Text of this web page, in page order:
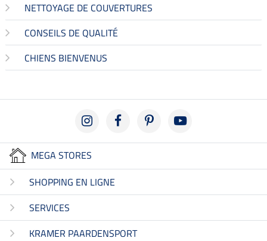
NETTOYAGE DE COUVERTURES
CONSEILS DE QUALITÉ
CHIENS BIENVENUS
MEGA STORES
SHOPPING EN LIGNE
SERVICES
KRAMER PAARDENSPORT